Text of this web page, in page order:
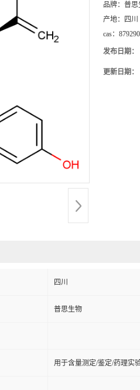
品牌： 普思
产地：
四川
cas：
发布日期：
更新日期：
四川
普思生物
用于含量测定/鉴定/药理实